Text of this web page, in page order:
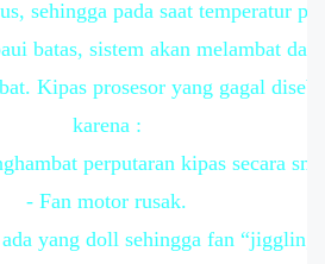
sehingga pada saat temperatur
batas, sistem akan melambat dan
Kipas prosesor yang gagal
karena :
perputaran kipas secara
- Fan motor rusak.
yang doll sehingga fan